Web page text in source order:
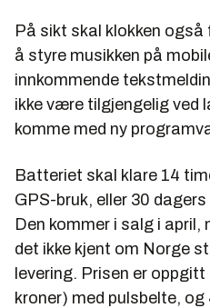
På sikt skal klokken
å styre musikken på
innkommende
ikke være tilgjengelig ved
komme med ny
Batteriet skal klare 14
GPS-bruk, eller 30
Den kommer i salg i april,
det ikke kjent om Norge
levering. Prisen er
kroner) med pulsbelte,